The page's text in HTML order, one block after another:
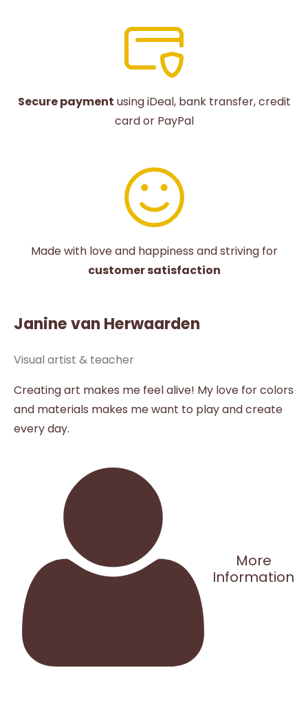
Secure payment using iDeal, bank transfer, credit
card or PayPal
Made with love and happiness and striving for
customer satisfaction
Janine van Herwaarden
Visual artist & teacher
Creating art makes me feel alive! My love for colors
and materials makes me want to play and create
every day.
More
Information